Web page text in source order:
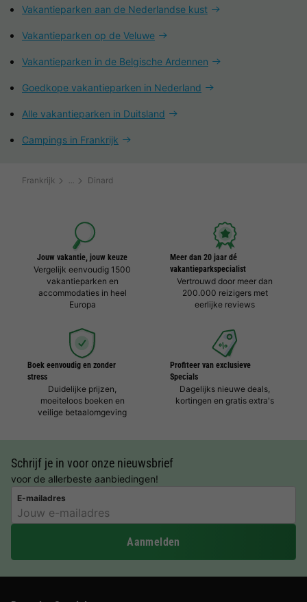
Vakantieparken aan de Nederlandse kust
Vakantieparken op de Veluwe
Vakantieparken in de Belgische Ardennen
Goedkope vakantieparken in Nederland
Alle vakantieparken in Duitsland
Campings in Frankrijk
Frankrijk Dinard
Jouw vakantie, jouw keuze
Vergelijk eenvoudig 1500
vakantieparken en
accommodaties in heel
Europa
Meer dan 20 jaar dé
vakantieparkspecialist
Vertrouwd door meer dan
200.000 reizigers met
eerlijke reviews
Boek eenvoudig en zonder
stress
Duidelijke prijzen,
moeiteloos boeken en
veilige betaalomgeving
Profiteer van exclusieve
Specials
Dagelijks nieuwe deals,
kortingen en gratis extra's
Schrijf je in voor onze nieuwsbrief
voor de allerbeste aanbiedingen!
E-mailadres
Aanmelden